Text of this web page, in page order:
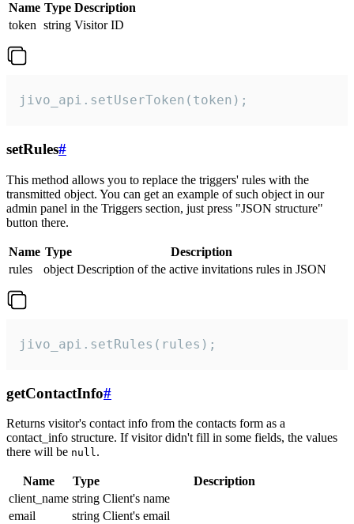
Name Type Description
token string Visitor ID
jivo_api.setUserToken(token);
setRules#
This method allows you to replace the triggers' rules with the
transmitted object. You can get an example of such object in our
admin panel in the Triggers section, just press "JSON structure"
button there.
Name Type
Description
rules
object Description of the active invitations rules in JSON
jivo_api.setRules(rules);
getContactInfo#
Returns visitor's contact info from the contacts form as a
contact_info structure. If visitor didn't fill in some fields, the values
there will be null.
Name Type
Description
client_name string Client's name
email
string Client's email